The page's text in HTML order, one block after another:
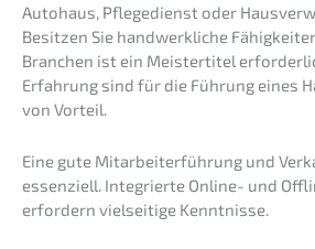
Autohaus, Pflege­dienst oder
Besit­zen Sie handwerk­li­che
Branchen ist ein Meister­ti­tel
Erfah­rung sind für die Führung eines
von Vorteil.
Eine gute Mitar­bei­ter­füh­rung und
essen­zi­ell. Integrier­te Online- und
erfor­dern vielsei­ti­ge Kenntnisse.